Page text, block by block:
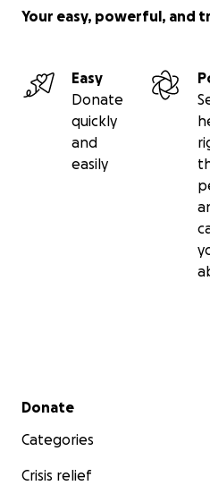
Your easy, powerful, and
Easy
Donate
quickly
and
easily
Secondary menu
Donate
Categories
Crisis relief